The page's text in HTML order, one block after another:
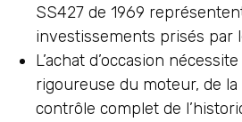
SS427 de 1969
investissements prisés par
L’achat d’occasion
rigoureuse du moteur, de
contrôle complet de